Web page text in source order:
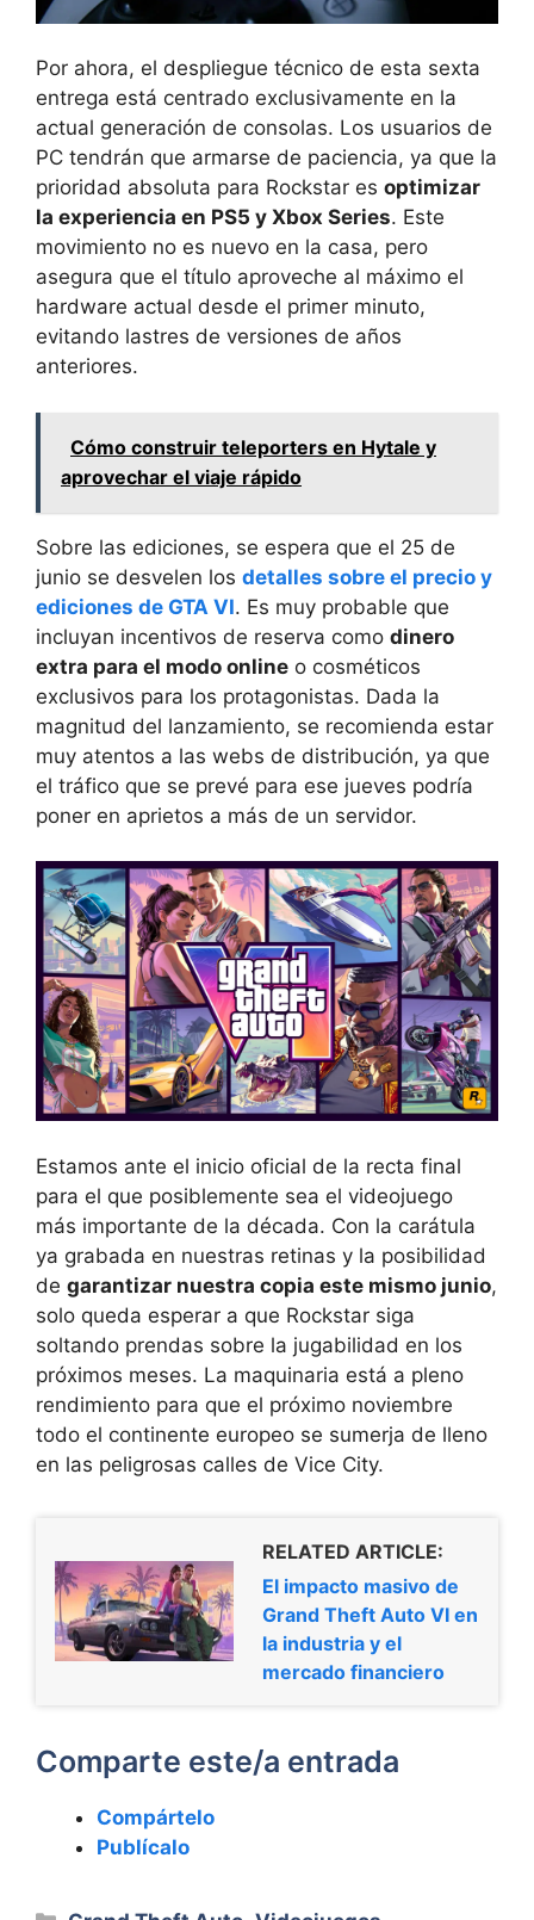
Por ahora, el despliegue técnico de esta sexta
entrega está centrado exclusivamente en la
actual generación de consolas. Los usuarios de
PC tendrán que armarse de paciencia, ya que la
prioridad absoluta para Rockstar es optimizar
la experiencia en PS5 y Xbox Series. Este
movimiento no es nuevo en la casa, pero
asegura que el título aproveche al máximo el
hardware actual desde el primer minuto,
evitando lastres de versiones de años
anteriores.
Cómo construir teleporters en Hytale y
aprovechar el viaje rápido
Sobre las ediciones, se espera que el 25 de
junio se desvelen los detalles sobre el precio y
ediciones de GTA VI. Es muy probable que
incluyan incentivos de reserva como dinero
extra para el modo online o cosméticos
exclusivos para los protagonistas. Dada la
magnitud del lanzamiento, se recomienda estar
muy atentos a las webs de distribución, ya que
el tráfico que se prevé para ese jueves podría
poner en aprietos a más de un servidor.
Estamos ante el inicio oficial de la recta final
para el que posiblemente sea el videojuego
más importante de la década. Con la carátula
ya grabada en nuestras retinas y la posibilidad
de garantizar nuestra copia este mismo junio,
solo queda esperar a que Rockstar siga
soltando prendas sobre la jugabilidad en los
próximos meses. La maquinaria está a pleno
rendimiento para que el próximo noviembre
todo el continente europeo se sumerja de lleno
en las peligrosas calles de Vice City.
RELATED ARTICLE:
El impacto masivo de
Grand Theft Auto VI en
la industria y el
mercado financiero
Comparte este/a entrada
Compártelo
Publícalo